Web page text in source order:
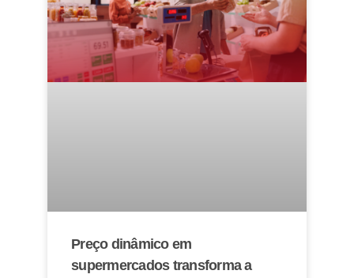
Preço dinâmico em
supermercados transforma a